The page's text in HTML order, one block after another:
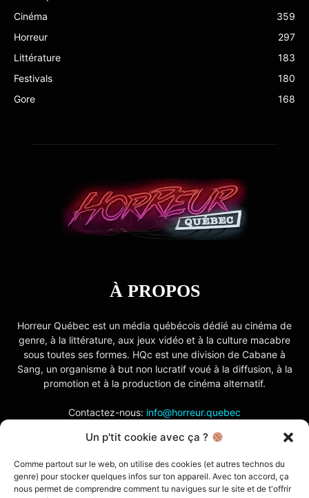
Un p'tit cookie avec ça ?
Comme partout sur le web, on utilise des cookies (et autres technos du
genre) pour stocker quelques infos sur ton appareil. Avec ton accord, ça
nous permet de comprendre comment tu navigues sur le site et de t'offrir
Cinéma
359
Horreur
297
Littérature
183
Festivals
180
Gore
168
À PROPOS
Horreur Québec est un média québécois dédié au cinéma de
genre, à la littérature, aux jeux vidéo et à la culture macabre
sous toutes ses formes. HQc est une division de Cabane à
Sang, un organisme à but non lucratif voué à la diffusion, à la
promotion et à la production de cinéma alternatif.
Contactez-nous: info@horreur.quebec
SUIVEZ NOUS